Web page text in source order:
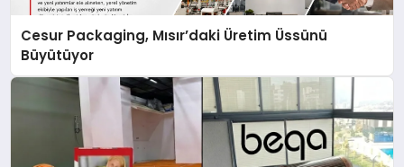
Cesur Packaging, Mısır’daki Üretim Üssünü
Büyütüyor